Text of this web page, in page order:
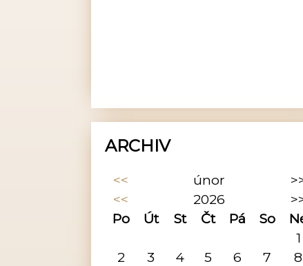
ARCHIV
<< únor
<<
2026
Po
Út St Čt Pá So
1
2
3 4 5 6 7 8